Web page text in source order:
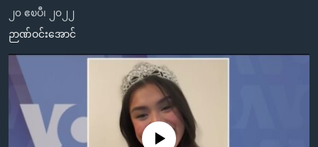
ပင်မ
အကြောင်းအရာ
ကျော်
ကြည့်
တရုတ်
အစ္စရေး-ပါလက်စတိုင်း
ရပ်ဝန်းတခု လမ်းတခု အလွန်
အင်္ဂလိပ်စာလေ့လာမယ်
အမေရိကန်သုံးအီဒီယံ
မကြေးမုံရဲ့ အင်္ဂလိပ်စာ
ရုပ်ရှင်ထဲက အင်္ဂလိပ်စာ
အပတ်စဉ်ကဏ္ဍများ
ရေဒီယို
တီဗွီ
ရေဒီယိုနှင့်ရုပ်သံ အချက်အလက်များ
ရေဒီယို/တီဗွီအစီအစဉ်
၂၀ ဧၿပီ၊ ၂၀၂၂
ဉာဏ်ဝင်းအောင်
No media source currently available